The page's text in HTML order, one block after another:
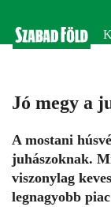
Jó megy a
A mostani
juhászoknak.
viszonylag
legnagyobb